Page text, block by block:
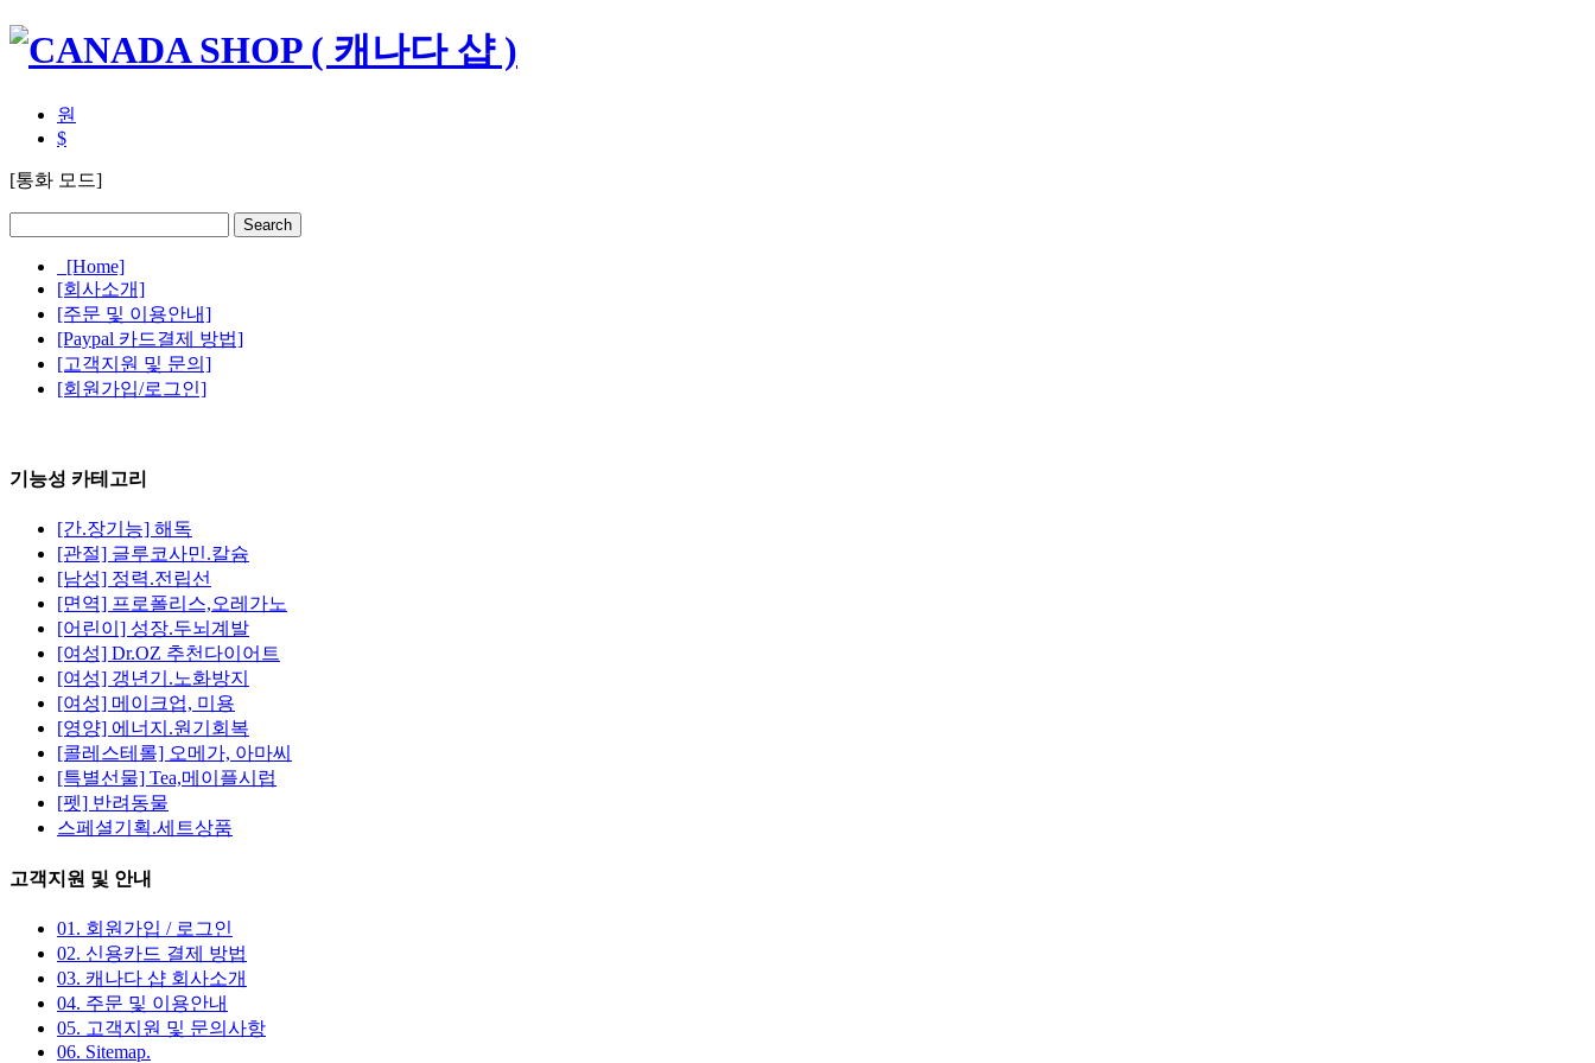
원
$
[통화 모드]
[Home]
[회사소개]
[주문 및 이용안내]
[Paypal 카드결제 방법]
[고객지원 및 문의]
[회원가입/로그인]
기능성 카테고리
[간.장기능] 해독
[관절] 글루코사민.칼슘
[남성] 정력.전립선
[면역] 프로폴리스,오레가노
[어린이] 성장.두뇌계발
[여성] Dr.OZ 추천다이어트
[여성] 갱년기.노화방지
[여성] 메이크업, 미용
[영양] 에너지.원기회복
[콜레스테롤] 오메가, 아마씨
[특별선물] Tea,메이플시럽
[펫] 반려동물
스페셜기획.세트상품
고객지원 및 안내
01. 회원가입 / 로그인
02. 신용카드 결제 방법
03. 캐나다 샵 회사소개
04. 주문 및 이용안내
05. 고객지원 및 문의사항
06. Sitemap.